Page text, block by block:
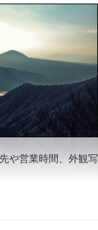
や営業時間、外観写